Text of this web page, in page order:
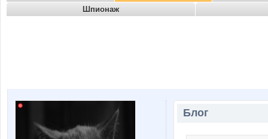
Шпионаж
Блог